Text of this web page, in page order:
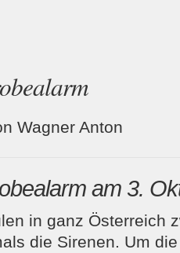
Wagner Anton
am 3.
in ganz Österreich
die Sirenen. Um